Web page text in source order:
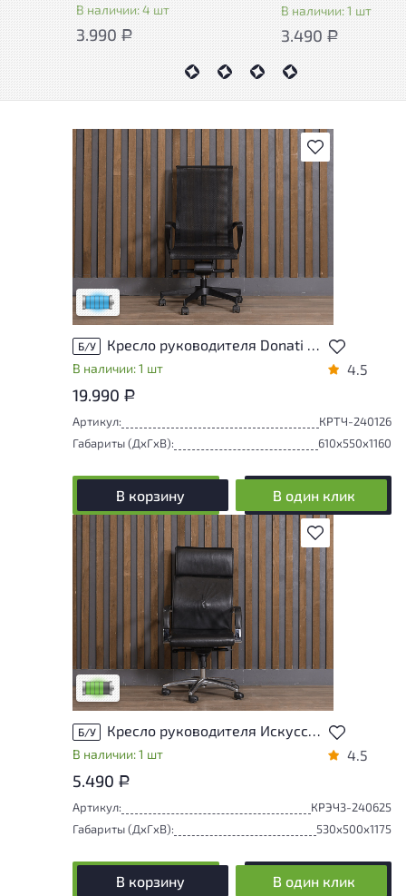
В наличии: 4 шт
3.990 Р
В наличии: 1 шт
3.490 Р
В избранное
Состояние товара приближено к новому,
могут присутствовать незначительные
следы эксплуатации
Низкая степень износа
Б/У
В наличии: 1 шт 4.5
19.990 Р
Артикул:
КРТЧ-240126
Габариты (ДxГxВ):
610x550x1160
В корзину В один клик
В избранное
У товара присутствуют незначительные
следы эксплуатации, не влияющие на
удобство его использования
Низкая степень износа
Б/У
В наличии: 1 шт 4.5
5.490 Р
Артикул:
КРЭЧ3-240625
Габариты (ДxГxВ):
530x500x1175
В корзину В один клик